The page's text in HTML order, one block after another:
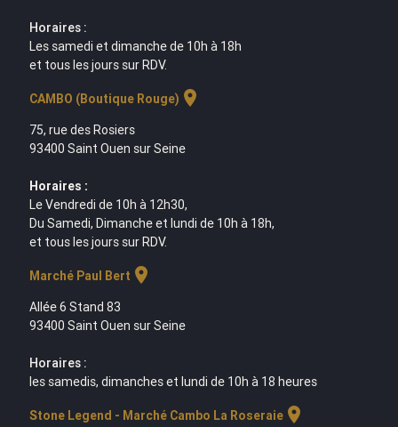
Horaires :
Les samedi et dimanche de 10h à 18h
et tous les jours sur RDV.
CAMBO (Boutique Rouge) location_on
75, rue des Rosiers
93400 Saint Ouen sur Seine
Horaires :
Le Vendredi de 10h à 12h30,
Du Samedi, Dimanche et lundi de 10h à 18h,
et tous les jours sur RDV.
Marché Paul Bert location_on
Allée 6 Stand 83
93400 Saint Ouen sur Seine
Horaires :
les samedis, dimanches et lundi de 10h à 18 heures
Stone Legend - Marché Cambo La Roseraielocation_on